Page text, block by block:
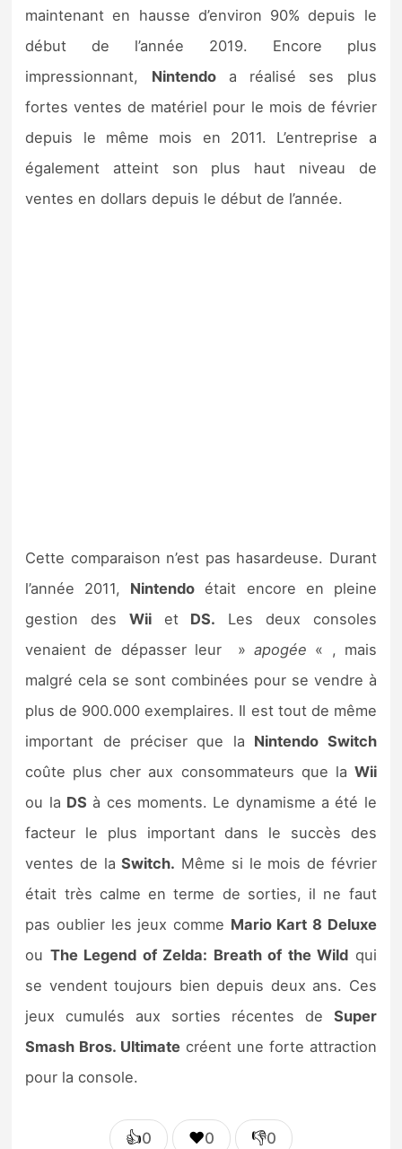
maintenant en hausse d’environ 90% depuis le
début de l’année 2019. Encore plus
impressionnant, Nintendoa réalisé ses plus
fortes ventes de matériel pour le mois de février
depuis le même mois en 2011. L’entreprise a
également atteint son plus haut niveau de
ventes en dollars depuis le début de l’année.
Cette comparaison n’est pas hasardeuse. Durant
l’année 2011, Nintendo était encore en pleine
gestion des Wiiet DS. Les deux consoles
venaient de dépasser leur »apogée « , mais
malgré cela se sont combinées pour se vendre à
plus de 900.000 exemplaires. Il est tout de même
important de préciser que la Nintendo Switch
coûte plus cher aux consommateurs que la Wii
ou la DS à ces moments. Le dynamisme a été le
facteur le plus important dans le succès des
ventes de laSwitch. Même si le mois de février
était très calme en terme de sorties, il ne faut
pas oublier les jeux comme Mario Kart 8 Deluxe
ou The Legend of Zelda: Breath of the Wild qui
se vendent toujours bien depuis deux ans. Ces
jeux cumulés aux sorties récentes de Super
Smash Bros. Ultimate créent une forte attraction
pour la console.
👍0 ❤️0 👎0